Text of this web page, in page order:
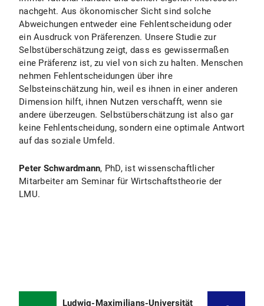
nachgeht. Aus ökonomischer Sicht sind solche
Abweichungen entweder eine Fehlentscheidung oder
ein Ausdruck von Präferenzen. Unsere Studie zur
Selbstüberschätzung zeigt, dass es gewissermaßen
eine Präferenz ist, zu viel von sich zu halten. Menschen
nehmen Fehlentscheidungen über ihre
Selbsteinschätzung hin, weil es ihnen in einer anderen
Dimension hilft, ihnen Nutzen verschafft, wenn sie
andere überzeugen. Selbstüberschätzung ist also gar
keine Fehlentscheidung, sondern eine optimale Antwort
auf das soziale Umfeld.
Peter Schwardmann, PhD, ist wissenschaftlicher
Mitarbeiter am Seminar für Wirtschaftstheorie der
LMU.
Ludwig-Maximilians-Universität